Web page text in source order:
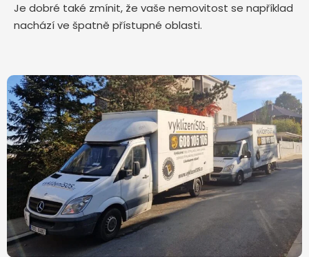
Je dobré také zmínit, že vaše nemovitost se například
nachází ve špatně přístupné oblasti.